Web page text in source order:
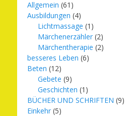
Allgemein (61)
Ausbildungen (4)
Lichtmassage (1)
Märchenerzähler (2)
Märchentherapie (2)
besseres Leben (6)
Beten (12)
Gebete (9)
Geschichten (1)
BÜCHER UND SCHRIFTEN (9)
Einkehr (5)